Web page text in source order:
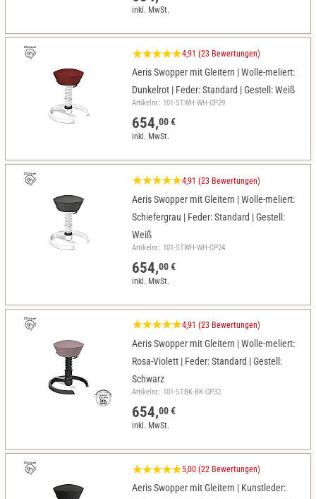
inkl. MwSt.
4,91 (23 Bewertungen)
Aeris Swopper mit Gleitern | Wolle-meliert:
Dunkelrot | Feder: Standard | Gestell: Weiß
Artikelnr.: 101-STWH-WH-CP29
654,00 €
inkl. MwSt.
4,91 (23 Bewertungen)
Aeris Swopper mit Gleitern | Wolle-meliert:
Schiefergrau | Feder: Standard | Gestell:
Weiß
Artikelnr.: 101-STWH-WH-CP24
654,00 €
inkl. MwSt.
4,91 (23 Bewertungen)
Aeris Swopper mit Gleitern | Wolle-meliert:
Rosa-Violett | Feder: Standard | Gestell:
Schwarz
Artikelnr.: 101-STBK-BK-CP32
654,00 €
inkl. MwSt.
5,00 (22 Bewertungen)
Aeris Swopper mit Gleitern | Kunstleder: